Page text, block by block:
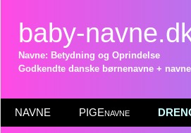
baby-
Navne: Betydning og Oprindelse
Godkendte danske børnenavne +
NAVNE PIGEnavne